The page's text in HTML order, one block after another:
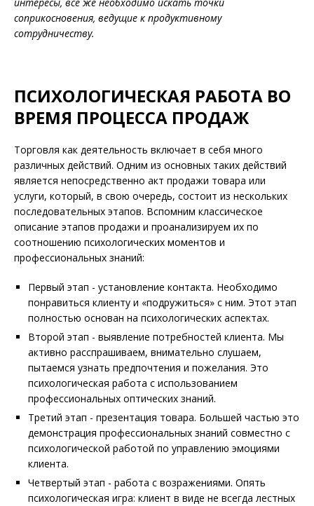
соприкосновения, ведущие к продуктивному
сотрудничеству.
ПСИХОЛОГИЧЕСКАЯ РАБОТА ВО
ВРЕМЯ ПРОЦЕССА ПРОДАЖ
Торговля как деятельность включает в себя много
различных действий. Одним из основных таких действий
является непосредственно акт продажи товара или
услуги, который, в свою очередь, состоит из нескольких
последовательных этапов. Вспомним классическое
описание этапов продажи и проанализируем их по
соотношению психологических моментов и
профессиональных знаний:
Первый этап - установление контакта. Необходимо
понравиться клиенту и «подружиться» с ним. Этот этап
полностью основан на психологических аспектах.
Второй этап - выявление потребностей клиента. Мы
активно расспрашиваем, внимательно слушаем,
пытаемся узнать предпочтения и пожелания. Это
психологическая работа с использованием
профессиональных оптических знаний.
Третий этап - презентация товара. Большей частью это
демонстрация профессиональных знаний совместно с
психологической работой по управлению эмоциями
клиента.
Четвертый этап - работа с возражениями. Опять
психологическая игра: клиент в виде не всегда лестных